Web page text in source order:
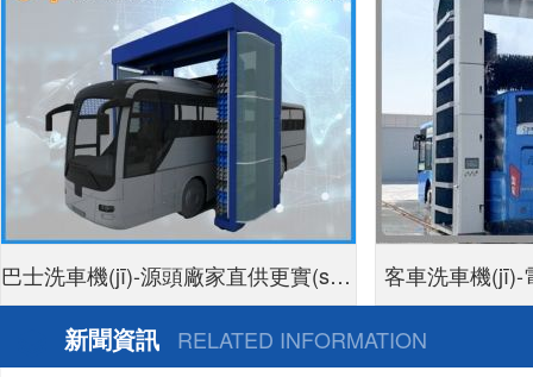
巴士洗車機(jī)-源頭廠家直供更實(shí)
惠[隆茂鑫晟]
客車洗車機(jī)-
新聞資訊 RELATED INFORMATION